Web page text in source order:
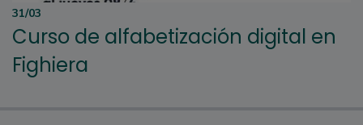
31/03
Curso de alfabetización digital en
Fighiera